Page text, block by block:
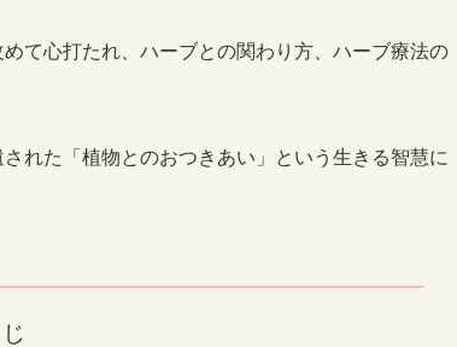
て心打たれ、ハーブとの関わり方、ハーブ療法の
れた「植物とのおつきあい」という生きる智慧に